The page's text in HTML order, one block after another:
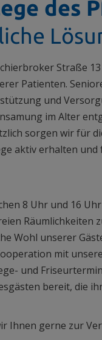
des
Straße
Patienten.
und
im Alter
sorgen wir für
aktiv erhalten
8 Uhr und 16
Räumlichkeiten
Wohl unserer
mit
und
bereit, die
Ihnen gerne zur